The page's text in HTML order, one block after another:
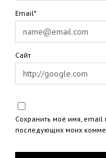
Email*
Сайт
Сохранить моё имя, email
последующих моих